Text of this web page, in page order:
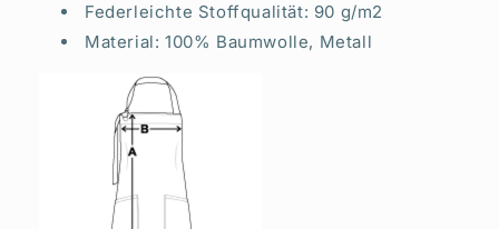
Federleichte Stoffqualität: 90 g/m2
Material: 100% Baumwolle, Metall